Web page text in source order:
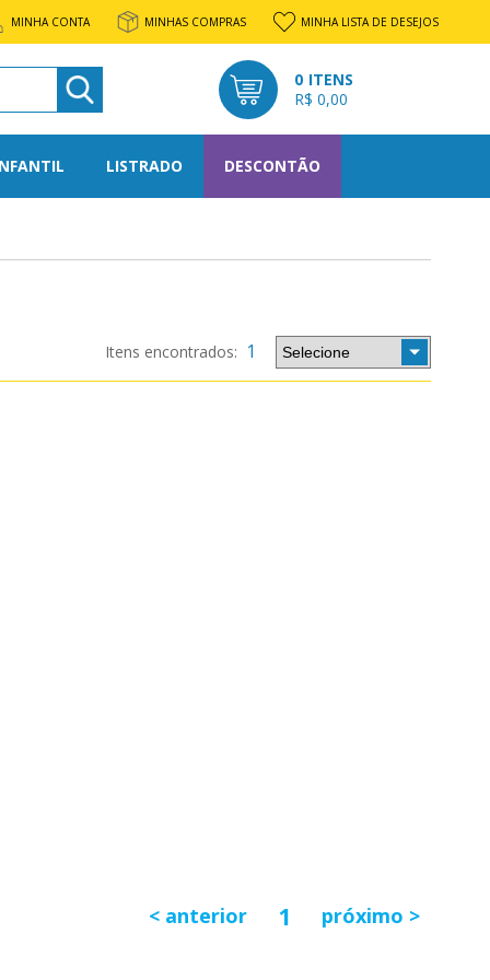
MINHA CONTA MINHAS COMPRAS MINHA LISTA DE DESEJOS
0
R$ 0,00
LISTRADO DESCONTÃO
1
anterior 1 próximo